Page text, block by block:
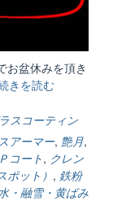
お盆休みを頂き
きを読む
スコーティン
アーマー, 艶月,
コート, クレン
ット） , 鉄粉
・融雪・黄ばみ